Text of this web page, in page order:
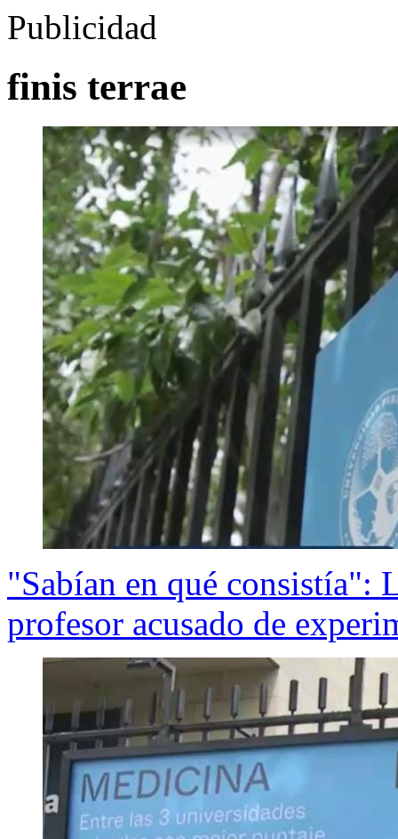
Publicidad
finis terrae
"Sabían en qué consistía":
profesor acusado de